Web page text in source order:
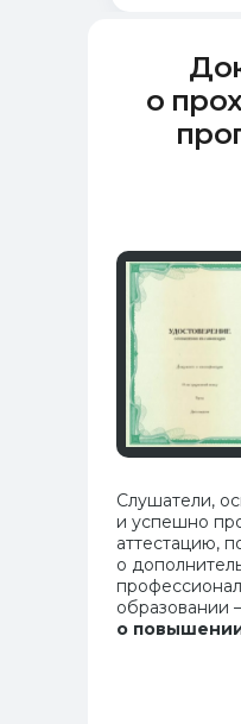
о
Слушатели,
и успешно
аттестацию,
о
образовании
о